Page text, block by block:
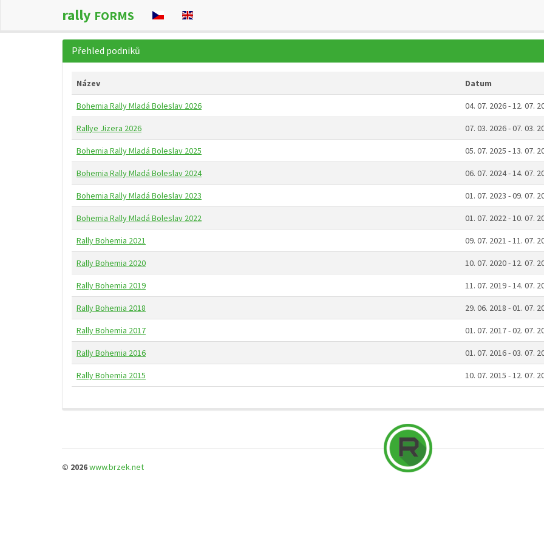
rally FORMS
Přehled podniků
Název Datum
Bohemia Rally Mladá Boleslav 2026 04. 07. 2026 - 12. 07.
Rallye Jizera 2026 07. 03. 2026 - 07. 03.
Bohemia Rally Mladá Boleslav 2025 05. 07. 2025 - 13. 07.
Bohemia Rally Mladá Boleslav 2024 06. 07. 2024 - 14. 07.
Bohemia Rally Mladá Boleslav 2023 01. 07. 2023 - 09. 07.
Bohemia Rally Mladá Boleslav 2022 01. 07. 2022 - 10. 07.
Rally Bohemia 2021 09. 07. 2021 - 11. 07.
Rally Bohemia 2020 10. 07. 2020 - 12. 07.
Rally Bohemia 2019 11. 07. 2019 - 14. 07.
Rally Bohemia 2018 29. 06. 2018 - 01. 07.
Rally Bohemia 2017 01. 07. 2017 - 02. 07.
Rally Bohemia 2016 01. 07. 2016 - 03. 07.
Rally Bohemia 2015 10. 07. 2015 - 12. 07.
© 2026www.brzek.net